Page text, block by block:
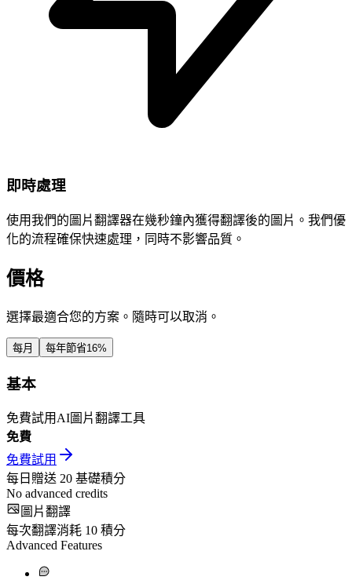
即時處理
使用我們的圖片翻譯器在幾秒鐘內獲得翻譯後的圖片。我們優
化的流程確保快速處理，同時不影響品質。
價格
選擇最適合您的方案。隨時可以取消。
每月 每年節省16%
基本
免費試用AI圖片翻譯工具
免費
免費試用
每日贈送 20 基礎積分
No advanced credits
圖片翻譯
每次翻譯消耗 10 積分
Advanced Features